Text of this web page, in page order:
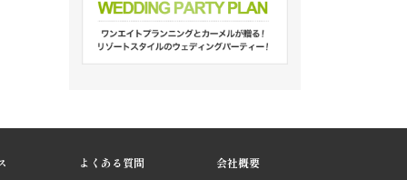
よくある質問 会社概要